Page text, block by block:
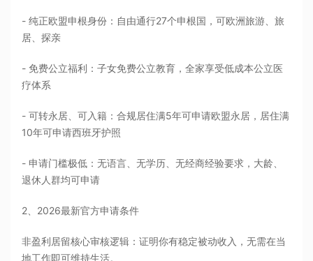
- 纯正欧盟申根身份：自由通行27个申根国，可欧洲旅游、旅
居、探亲
- 免费公立福利：子女免费公立教育，全家享受低成本公立医
疗体系
- 可转永居、可入籍：合规居住满5年可申请欧盟永居，居住满
10年可申请西班牙护照
- 申请门槛极低：无语言、无学历、无经商经验要求，大龄、
退休人群均可申请
2、2026最新官方申请条件
非盈利居留核心审核逻辑：证明你有稳定被动收入，无需在当
地工作即可维持生活。